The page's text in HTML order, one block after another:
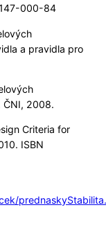
000-84
a pravidla pro
ČNI, 2008.
Criteria for
ISBN